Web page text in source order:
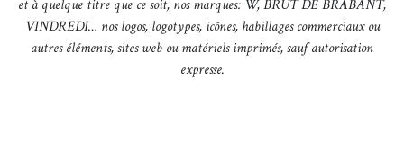
et à quelque titre que ce soit, nos marques: W, BRUT DE BRABANT,
VINDREDI… nos logos, logotypes, icônes, habillages commerciaux ou
autres éléments, sites web ou matériels imprimés, sauf autorisation
expresse.